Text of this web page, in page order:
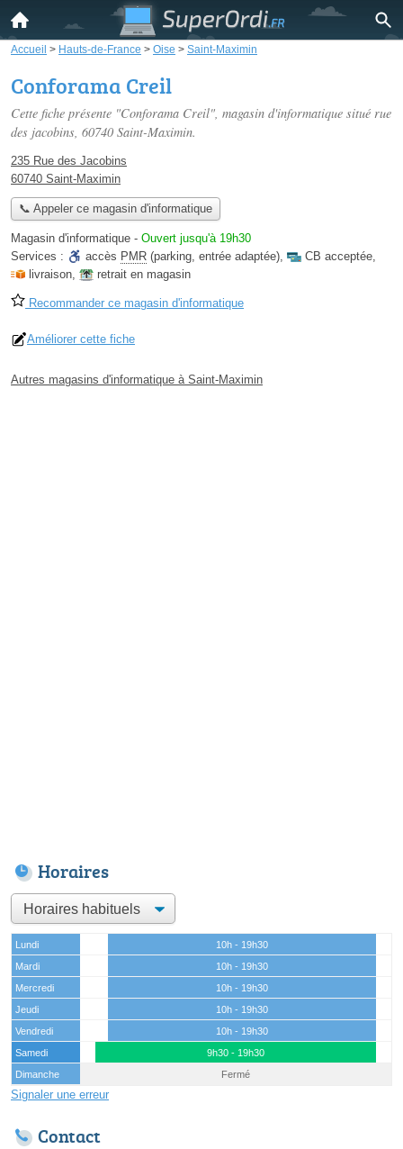
Accueil > Hauts-de-France > Oise > Saint-Maximin
Conforama Creil
Cette fiche présente "Conforama Creil", magasin d'informatique situé rue
des jacobins, 60740 Saint-Maximin.
235 Rue des Jacobins
60740 Saint-Maximin
📞 Appeler ce magasin d'informatique
Magasin d'informatique - Ouvert jusqu'à 19h30
Services :
accès PMR (parking, entrée adaptée), CB acceptée,
livraison, retrait en magasin
Recommander ce magasin d'informatique
Améliorer cette fiche
Autres magasins d'informatique à Saint-Maximin
Horaires
Lundi
10h - 19h30
Mardi
10h - 19h30
Mercredi
10h - 19h30
Jeudi
10h - 19h30
Vendredi
10h - 19h30
Samedi
9h30 - 19h30
Dimanche
Fermé
Signaler une erreur
Contact